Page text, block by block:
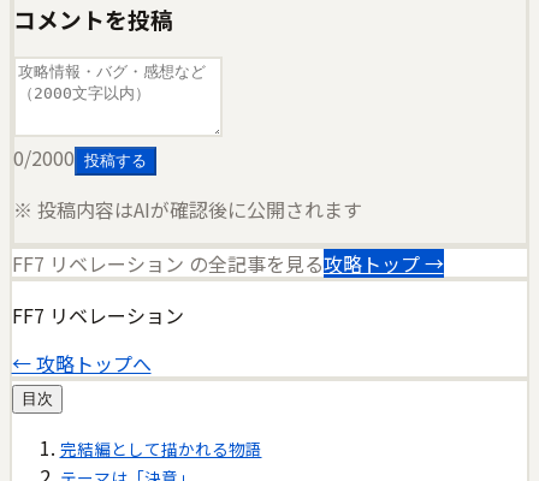
コメントを投稿
0/2000 投稿する
※ 投稿内容はAIが確認後に公開されます
FF7 リベレーション の全記事を見る攻略トップ →
FF7 リベレーション
← 攻略トップへ
目次
完結編として描かれる物語